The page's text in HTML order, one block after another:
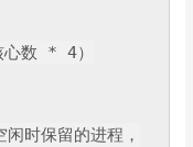
心数 * 4）
时保留的进程，